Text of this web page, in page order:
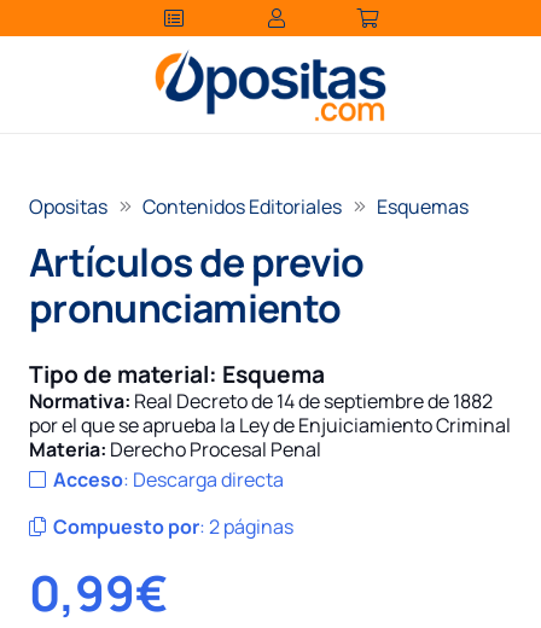
Opositas Contenidos Editoriales Esquemas
Artículos de previo
pronunciamiento
Tipo de material: Esquema
Normativa: Real Decreto de 14 de septiembre de 1882
por el que se aprueba la Ley de Enjuiciamiento Criminal
Materia: Derecho Procesal Penal
Acceso: Descarga directa
Compuesto por:2 páginas
0,99€